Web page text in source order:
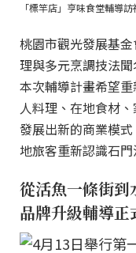
「標竿店」亨味食堂輔導
桃園市觀光發展基
理與多元烹調技法
本次輔導計畫希望
人料理、在地食材
發展出新的商業模
地旅客重新認識石門
從活魚一條街
品牌升級輔導正